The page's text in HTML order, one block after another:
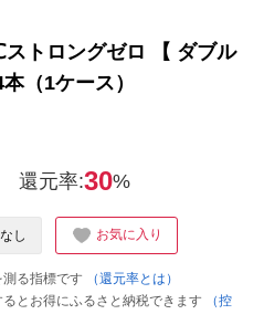
ストロングゼロ 【 ダブル
（1ケース）
還元率:30%
し お気に入り
る指標です
（還元率とは）
とお得にふるさと納税できます
（控